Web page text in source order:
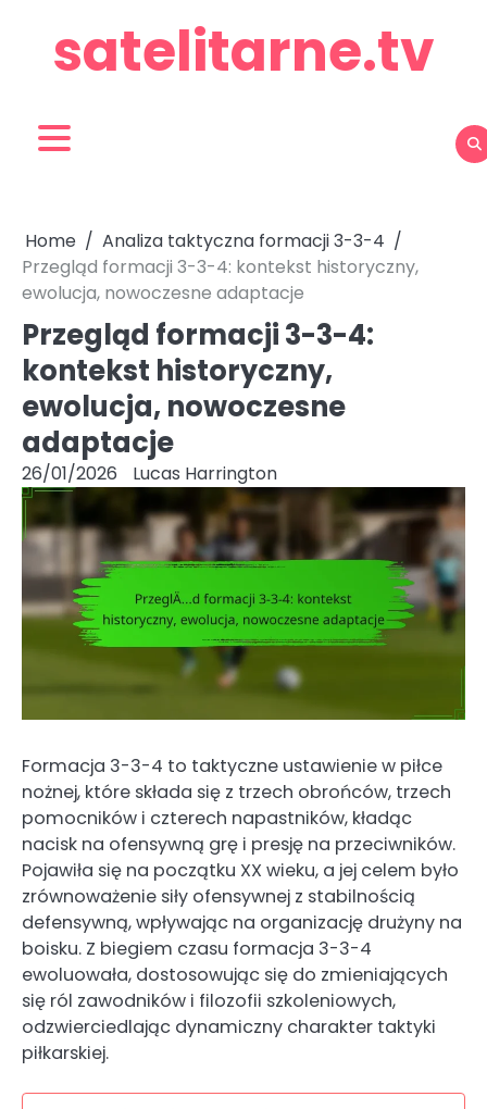
contentsatelitarne.tv
Home
Analiza taktyczna formacji 3-3-4
Przegląd formacji 3-3-4: kontekst historyczny,
ewolucja, nowoczesne adaptacje
Przegląd formacji 3-3-4:
kontekst historyczny,
ewolucja, nowoczesne
adaptacje
26/01/2026 Lucas Harrington
Formacja 3-3-4 to taktyczne ustawienie w piłce
nożnej, które składa się z trzech obrońców, trzech
pomocników i czterech napastników, kładąc
nacisk na ofensywną grę i presję na przeciwników.
Pojawiła się na początku XX wieku, a jej celem było
zrównoważenie siły ofensywnej z stabilnością
defensywną, wpływając na organizację drużyny na
boisku. Z biegiem czasu formacja 3-3-4
ewoluowała, dostosowując się do zmieniających
się ról zawodników i filozofii szkoleniowych,
odzwierciedlając dynamiczny charakter taktyki
piłkarskiej.